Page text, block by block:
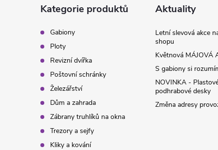
Kategorie produktů
Gabiony
Ploty
Revizní dvířka
Poštovní schránky
Železářství
Dům a zahrada
Zábrany truhlíků na okna
Trezory a sejfy
Kliky a kování
Aktuality
Letní slevová akce
shopu
Květnová MÁJOVÁ
S gabiony si
NOVINKA -
podhrabové desky
Změna adresy